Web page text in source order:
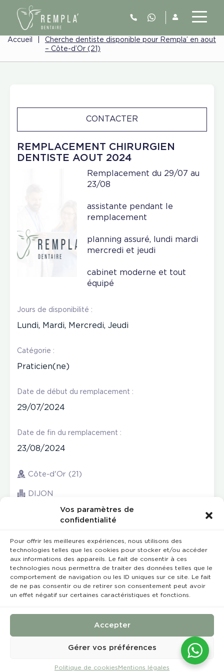
Vos paramètres de
confidentialité
Pour offrir les meilleures expériences, nous utilisons des
technologies telles que les cookies pour stocker et/ou accéder
aux informations des appareils. Le fait de consentir à ces
technologies nous permettra de traiter des données telles que le
comportement de navigation ou les ID uniques sur ce site. Le fait
de ne pas consentir ou de retirer son consentement peut avoir
un effet négatif sur certaines caractéristiques et fonctions.
Accepter
Gérer vos préférences
Politique de cookies Mentions légales
Accueil
Cherche dentiste disponible pour Rempla’ en aout
– Côte-d’Or (21)
REMPLACEMENT CHIRURGIEN
DENTISTE AOUT 2024
CONTACTER
Remplacement du 29/07 au
23/08
assistante pendant le
remplacement
planning assuré, lundi mardi
mercredi et jeudi
cabinet moderne et tout
équipé
Jours de disponibilité :
Lundi, Mardi, Mercredi, Jeudi
Catégorie :
Praticien(ne)
Date de début du remplacement :
29/07/2024
Date de fin du remplacement :
23/08/2024
Côte-d'Or (21)
DIJON
Rempla’Dentaire © 2023 Tous droits réservés
Conception et réalisation :
Mentions légales